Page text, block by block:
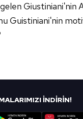
Verilerin Korunması
Metnimizi
olarak kullanılan
Giustiniani'nin
Guistiniani'nin
İNDİRİN!